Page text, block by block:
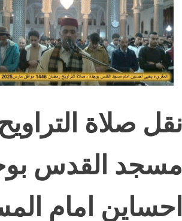
مسجد القدس
احساين امام